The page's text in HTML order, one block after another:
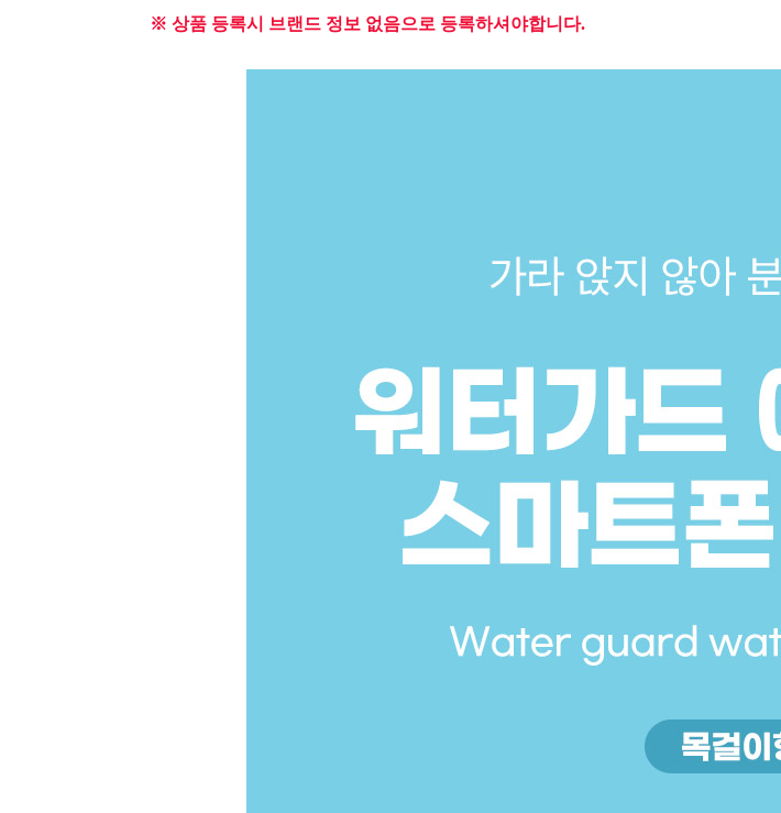
※ 상품 등록시 브랜드 정보 없음으로 등록하셔야합니다.